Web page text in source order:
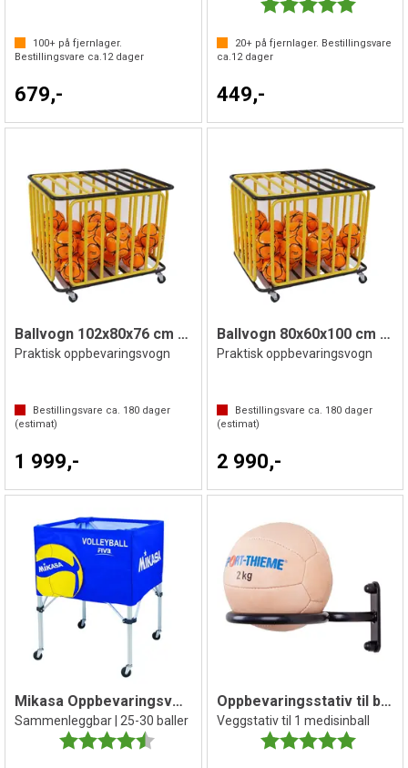
100+ på fjernlager.
Bestillingsvare ca.12dager
679,-
20+på fjernlager. Bestillingsvare
ca.12dager
449,-
Ballvogn 102x80x76 cm med lokk og lås
Praktisk oppbevaringsvogn
Bestillingsvare ca. 180 dager
(estimat)
1 999,-
Ballvogn 80x60x100 cm med lokk og lås
Praktisk oppbevaringsvogn
Bestillingsvare ca. 180dager
(estimat)
2 990,-
Mikasa Oppbevaringsvogn med hjul
Sammenleggbar | 25-30 baller
Karakter:
4.7 av 5 mulige
Oppbevaringsstativ til ball
Veggstativ til 1 medisinball
Karakter: